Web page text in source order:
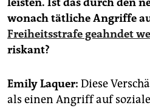
wonach tätliche Angriffe
Freiheitsstrafe geahndet
riskant?
Emily Laquer: Diese
als einen Angriff auf